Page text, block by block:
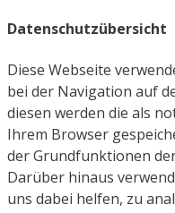
Datenschutzübersicht
Diese Webseite
bei der Navigation auf
diesen werden die als
Ihrem Browser
der Grundfunktionen
Darüber hinaus
uns dabei helfen, zu